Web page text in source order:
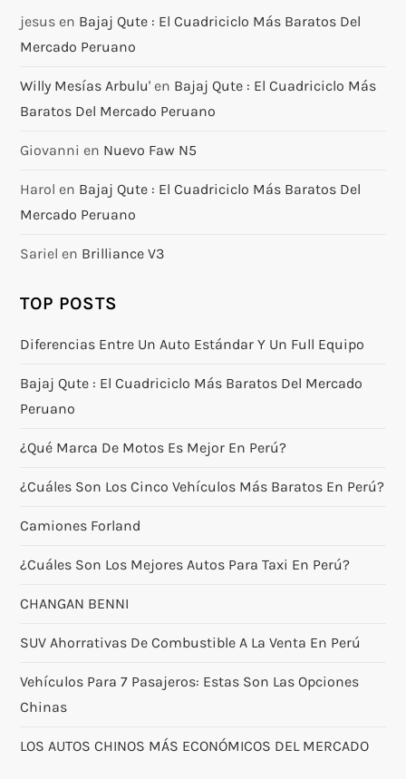
jesus en Bajaj Qute : El Cuadriciclo Más Baratos Del
Mercado Peruano
Willy Mesías Arbulu' en Bajaj Qute : El Cuadriciclo Más
Baratos Del Mercado Peruano
Giovanni en Nuevo Faw N5
Harol en Bajaj Qute : El Cuadriciclo Más Baratos Del
Mercado Peruano
Sariel en Brilliance V3
TOP POSTS
Diferencias Entre Un Auto Estándar Y Un Full Equipo
Bajaj Qute : El Cuadriciclo Más Baratos Del Mercado
Peruano
¿Qué Marca De Motos Es Mejor En Perú?
¿Cuáles Son Los Cinco Vehículos Más Baratos En Perú?
Camiones Forland
¿Cuáles Son Los Mejores Autos Para Taxi En Perú?
CHANGAN BENNI
SUV Ahorrativas De Combustible A La Venta En Perú
Vehículos Para 7 Pasajeros: Estas Son Las Opciones
Chinas
LOS AUTOS CHINOS MÁS ECONÓMICOS DEL MERCADO